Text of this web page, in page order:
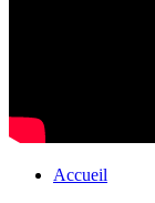
Accueil